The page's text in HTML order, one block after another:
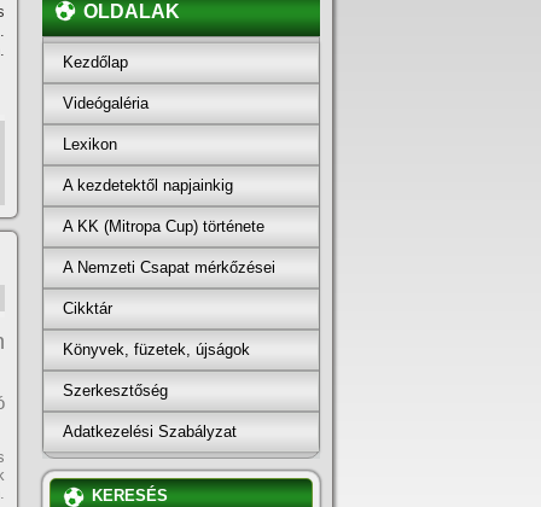
OLDALAK
Kezdőlap
Videógaléria
Lexikon
A kezdetektől napjainkig
A KK (Mitropa Cup) története
A Nemzeti Csapat mérkőzései
Cikktár
Könyvek, füzetek, újságok
Szerkesztőség
Adatkezelési Szabályzat
KERESÉS